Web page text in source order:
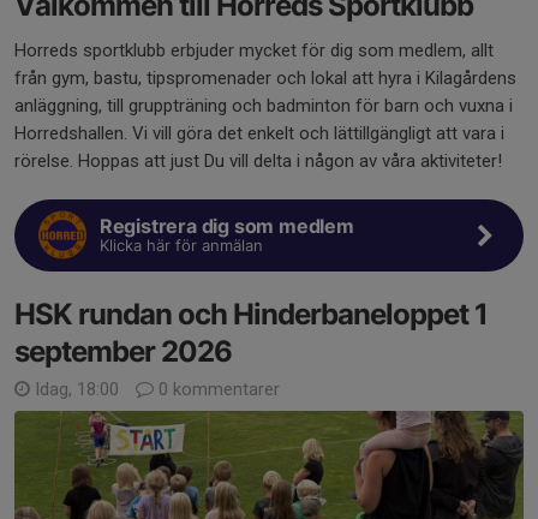
Horreds sportklubb erbjuder mycket för dig som medlem, allt
från gym, bastu, tipspromenader och lokal att hyra i Kilagårdens
anläggning, till gruppträning och badminton för barn och vuxna i
Horredshallen. Vi vill göra det enkelt och lättillgängligt att vara i
rörelse. Hoppas att just Du vill delta i någon av våra aktiviteter!
Registrera dig som medlem
Klicka här för anmälan
HSK rundan och Hinderbaneloppet 1
september 2026
Idag, 18:00 0 kommentarer